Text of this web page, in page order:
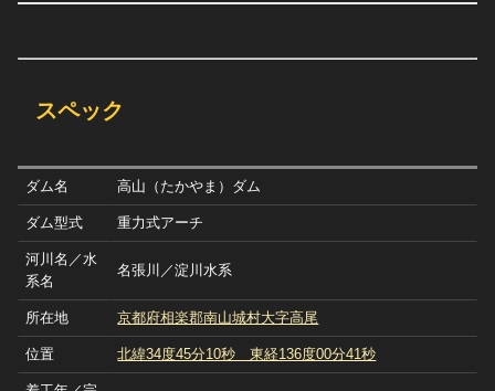
スペック
ダム名 高山（たかやま）ダム
ダム型式 重力式アーチ
河川名／水
系名
名張川／淀川水系
所在地 京都府相楽郡南山城村大字高尾
位置 北緯34度45分10秒 東経136度00分41秒